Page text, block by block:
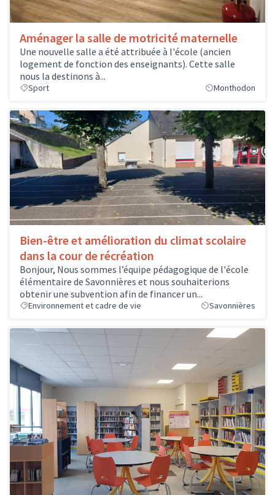
Aménager la salle de motricité maternelle
Une nouvelle salle a été attribuée à l'école (ancien
logement de fonction des enseignants). Cette salle
nous la destinons à...
Sport Monthodon
Bien-être et amélioration du climat scolaire
dans la cour de récréation
Bonjour, Nous sommes l’équipe pédagogique de l'école
élémentaire de Savonnières et nous souhaiterions
obtenir une subvention afin de financer un...
Environnement et cadre de vie Savonnières